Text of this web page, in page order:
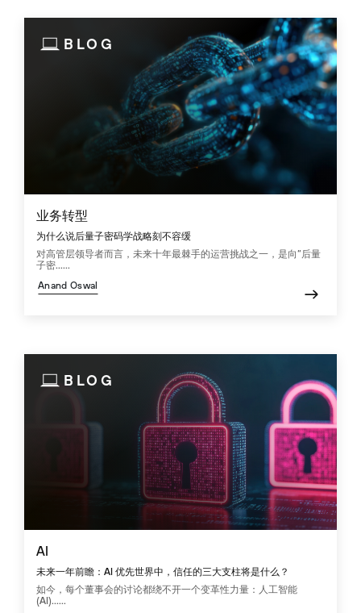
BLOG
业务转型
为什么说后量子密码学战略刻不容缓
对高管层领导者而言，未来十年最棘手的运营挑战之一，是向“后量
子密......
Anand Oswal
BLOG
AI
未来一年前瞻：AI 优先世界中，信任的三大支柱将是什么？
如今，每个董事会的讨论都绕不开一个变革性力量：人工智能
(AI)......